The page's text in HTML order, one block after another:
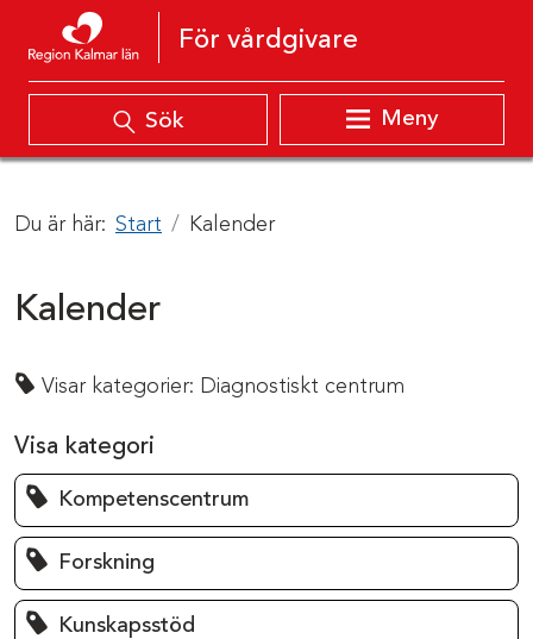
Hoppa till innehåll
För vårdgivare
Sök Meny
Du är här: Start Kalender
Kalender
Visar kategorier: Diagnostiskt centrum
Visa kategori
Kompetenscentrum
Forskning
Kunskapsstöd